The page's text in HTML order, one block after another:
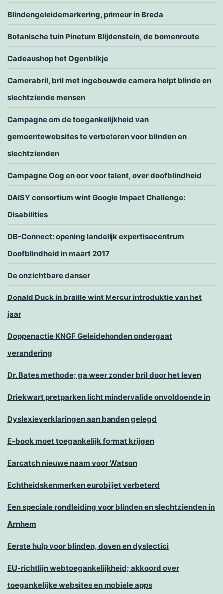
Blindengeleidemarkering, primeur in Breda
Botanische tuin Pinetum Blijdenstein, de bomenroute
Cadeaushop het Ogenblikje
Camerabril, bril met ingebouwde camera helpt blinde en
slechtziende mensen
Campagne om de toegankelijkheid van
gemeentewebsites te verbeteren voor blinden en
slechtzienden
Campagne Oog en oor voor talent, over doofblindheid
DAISY consortium wint Google Impact Challenge:
Disabilities
DB-Connect: opening landelijk expertisecentrum
Doofblindheid in maart 2017
De onzichtbare danser
Donald Duck in braille wint Mercur introduktie van het
jaar
Doppenactie KNGF Geleidehonden ondergaat
verandering
Dr. Bates methode; ga weer zonder bril door het leven
Driekwart pretparken licht mindervalide onvoldoende in
Dyslexieverklaringen aan banden gelegd
E-book moet toegankelijk format krijgen
Earcatch nieuwe naam voor Watson
Echtheidskenmerken eurobiljet verbeterd
Een speciale rondleiding voor blinden en slechtzienden in
Arnhem
Eerste hulp voor blinden, doven en dyslectici
EU-richtlijn webtoegankelijkheid; akkoord over
toegankelijke websites en mobiele apps